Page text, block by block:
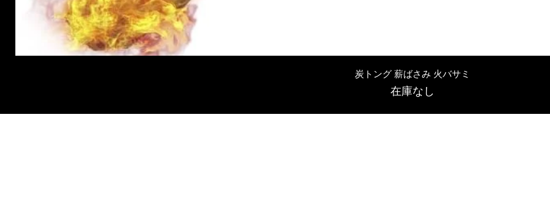
クイックビュー
炭トング 薪ばさみ 火バサミ
在庫なし